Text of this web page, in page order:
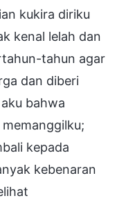
kukira diriku
kenal lelah dan
tahun agar
dan diberi
bahwa
kepada
kebenaran